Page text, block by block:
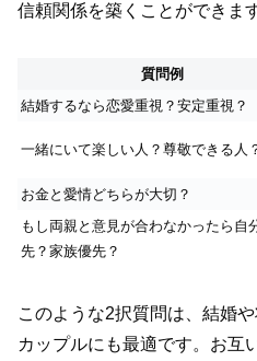
信頼関係を築くことができます
質問例
結婚するなら恋愛重視？安定重視？
一緒にいて楽しい人？尊敬できる人
お金と愛情どちらが大切？
もし両親と意見が合わなかったら自
先？家族優先？
このような2択質問は、結婚
カップルにも最適です。お互